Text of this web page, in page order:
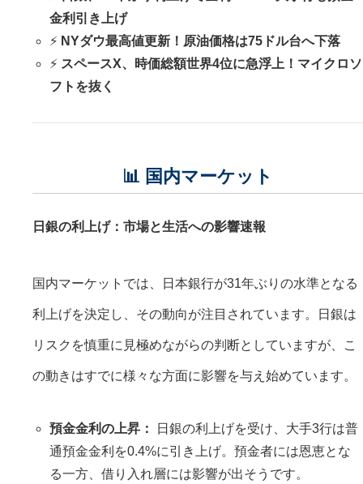
金利引き上げ
⚡ NYダウ最高値更新！原油価格は75ドル台へ下落
⚡ スペースX、時価総額世界4位に急浮上！マイクロソ
フトを抜く
📊 国内マーケット
日銀の利上げ：市場と生活への影響速報
国内マーケットでは、日本銀行が31年ぶりの水準となる
利上げを決定し、その動向が注目されています。日銀は
リスクを慎重に見極めながらの判断としていますが、こ
の動きはすでに様々な方面に影響を与え始めています。
預金金利の上昇：
日銀の利上げを受け、大手3行は普
通預金金利を0.4%に引き上げ。預金者には恩恵とな
る一方、借り入れ層には影響が出そうです。